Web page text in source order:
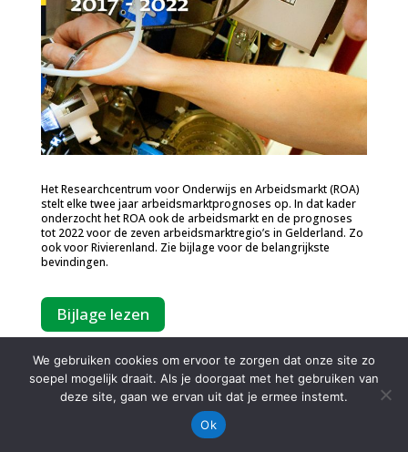
Het Researchcentrum voor Onderwijs en Arbeidsmarkt (ROA)
stelt elke twee jaar arbeidsmarktprognoses op. In dat kader
onderzocht het ROA ook de arbeidsmarkt en de prognoses
tot 2022 voor de zeven arbeidsmarktregio’s in Gelderland. Zo
ook voor Rivierenland. Zie bijlage voor de belangrijkste
bevindingen.
Bijlage lezen
We gebruiken cookies om ervoor te zorgen dat onze site zo
soepel mogelijk draait. Als je doorgaat met het gebruiken van
deze site, gaan we ervan uit dat je ermee instemt.
Ok